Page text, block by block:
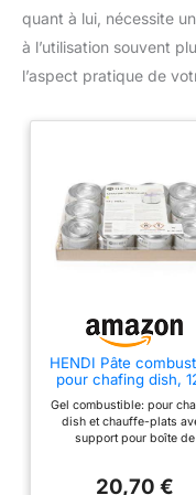
quant à lui, nécessite
à l’utilisation souvent
l’aspect pratique de
HENDI Pâte
pour chafing dish,
Gel combustible: pour
dish et chauffe-plats
support pour boîte de
combustion approximative
20,70 €